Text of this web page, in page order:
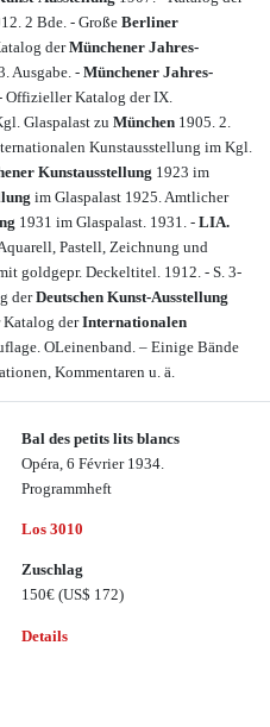
2 Bde. - GroßeBerliner
derMünchener Jahres-
Ausgabe. - Münchener Jahres-
Offizieller Katalog der IX.
Glaspalast zu München 1905. 2.
Kunstausstellung im Kgl.
Kunstausstellung 1923 im
im Glaspalast 1925. Amtlicher
1931 im Glaspalast. 1931. - LIA.
Pastell, Zeichnung und
goldgepr. Deckeltitel. 1912. - S. 3-
derDeutschen Kunst-Ausstellung
Katalog derInternationalen
OLeinenband. – Einige Bände
Kommentaren u. ä.
Bal des petits lits blancs
Opéra, 6 Février 1934.
Programmheft
Los 3010
Zuschlag
150€ (US$ 172)
Details